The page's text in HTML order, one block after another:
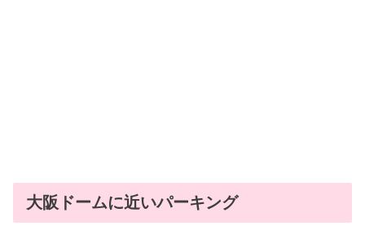
大阪ドームに近いパーキング